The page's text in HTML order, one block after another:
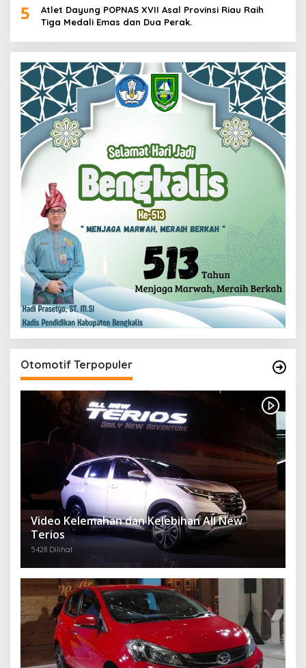
5
Atlet Dayung POPNAS XVII Asal Provinsi Riau Raih
Tiga Medali Emas dan Dua Perak.
Otomotif Terpopuler
Video Kelemahan dan Kelebihan All New
Terios
5428 Dilihat